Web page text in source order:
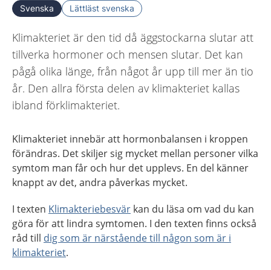
Svenska Lättläst svenska
Klimakteriet är den tid då äggstockarna slutar att
tillverka hormoner och mensen slutar. Det kan
pågå olika länge, från något år upp till mer än tio
år. Den allra första delen av klimakteriet kallas
ibland förklimakteriet.
Klimakteriet innebär att hormonbalansen i kroppen
förändras. Det skiljer sig mycket mellan personer vilka
symtom man får och hur det upplevs. En del känner
knappt av det, andra påverkas mycket.
I texten Klimakteriebesvär kan du läsa om vad du kan
göra för att lindra symtomen. I den texten finns också
råd till dig som är närstående till någon som är i
klimakteriet.